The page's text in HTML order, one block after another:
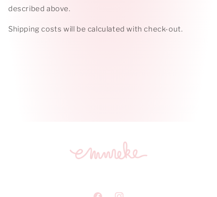
described above.
Shipping costs will be calculated with check-out.